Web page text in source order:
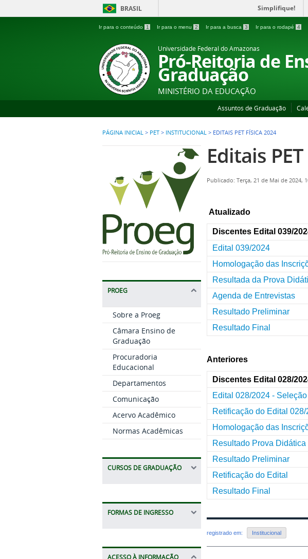
BRASIL Simplifique!
Ir para o conteúdo 1 Ir para o menu 2 Ir para a busca 3 Ir para o rodapé 4
Universidade Federal do Amazonas
Pró-Reitoria de
Graduação
MINISTÉRIO DA EDUCAÇÃO
Assuntos de Graduação
PÁGINA INICIAL > PET > INSTITUCIONAL > EDITAIS PET FÍSICA 2024
PROEG
Sobre a Proeg
Câmara Ensino de
Graduação
Procuradoria
Educacional
Departamentos
Comunicação
Acervo Acadêmico
Normas Acadêmicas
CURSOS DE GRADUAÇÃO
FORMAS DE INGRESSO
ACESSO À INFORMAÇÃO
Editais
Publicado: Terça, 21 de Mai de 2024,
Atualizado
Discentes Edital 039/
Edital 039/2024
Homologação das
Resultada da Prova
Agenda de Entrevistas
Resultado Preliminar
Resultado Final
Anteriores
Discentes Edital 028/
Edital 028/2024 - Seleção
Retificação do Edital 028/
Homologação das
Resultado Prova Didática
Resultado Preliminar
Retificação do Edital
Resultado Final
registrado em: Institucional